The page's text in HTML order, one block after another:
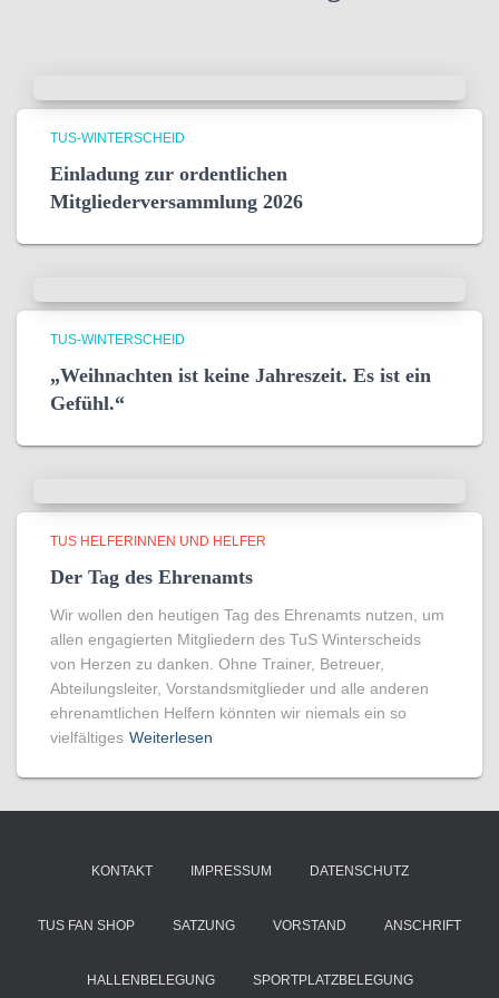
TUS-WINTERSCHEID
Einladung zur ordentlichen
Mitgliederversammlung 2026
TUS-WINTERSCHEID
„Weihnachten ist keine Jahreszeit. Es ist ein
Gefühl.“
TUS HELFERINNEN UND HELFER
Der Tag des Ehrenamts
Wir wollen den heutigen Tag des Ehrenamts nutzen, um
allen engagierten Mitgliedern des TuS Winterscheids
von Herzen zu danken. Ohne Trainer, Betreuer,
Abteilungsleiter, Vorstandsmitglieder und alle anderen
ehrenamtlichen Helfern könnten wir niemals ein so
vielfältiges Weiterlesen
KONTAKT IMPRESSUM DATENSCHUTZ
TUS FAN SHOP SATZUNG VORSTAND ANSCHRIFT
HALLENBELEGUNG SPORTPLATZBELEGUNG